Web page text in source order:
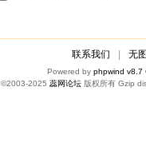
联系我们 无
Powered by phpwind v8.7
©2003-2025 蕊网论坛 版权所有 Gzip